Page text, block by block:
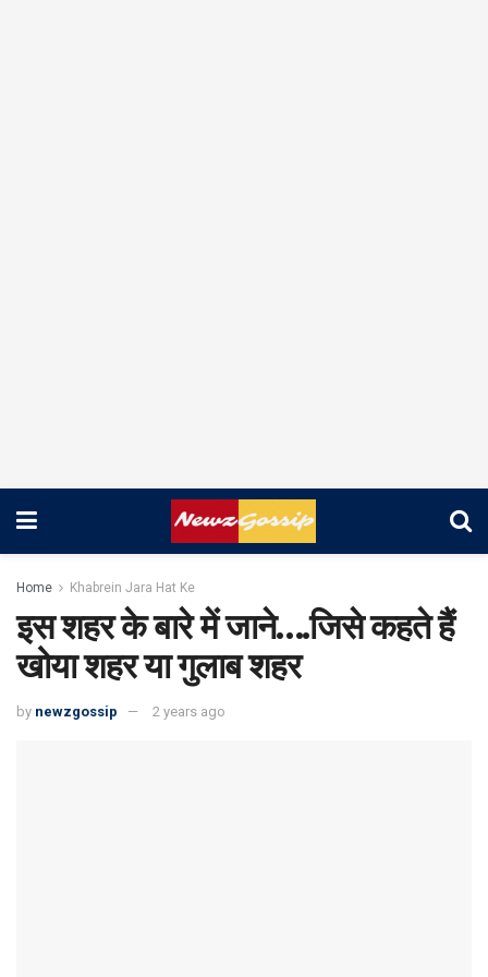
Home Khabrein Jara Hat Ke
इस शहर के बारे में जाने….जिसे कहते हैं
खोया शहर या गुलाब शहर
by newzgossip 2 years ago